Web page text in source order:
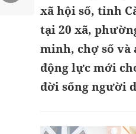
xã hội số, tỉnh
tại 20 xã,
minh, chợ số
động lực mới
đời sống người